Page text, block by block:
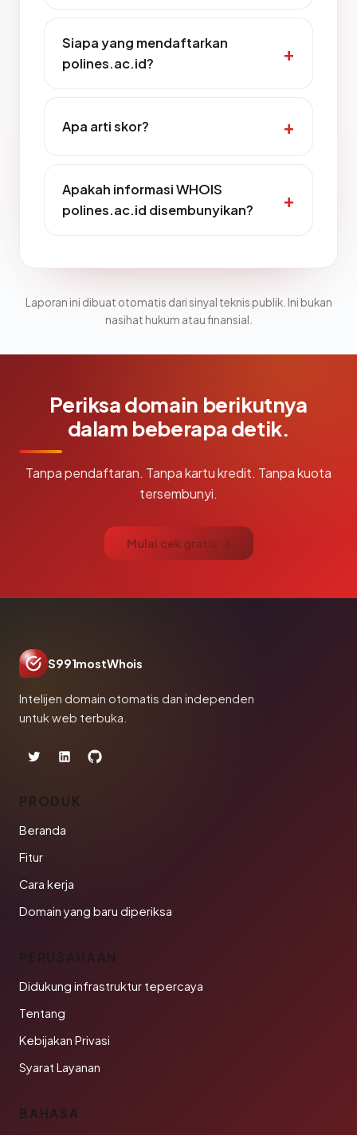
Siapa yang mendaftarkan
polines.ac.id?
Apa arti skor?
Apakah informasi WHOIS
polines.ac.id disembunyikan?
Laporan ini dibuat otomatis dari sinyal teknis publik. Ini bukan
nasihat hukum atau finansial.
Periksa domain berikutnya
dalam beberapa detik.
Tanpa pendaftaran. Tanpa kartu kredit. Tanpa kuota
tersembunyi.
Mulai cek gratis →
S991mostWhois
Intelijen domain otomatis dan independen
untuk web terbuka.
PRODUK
Beranda
Fitur
Cara kerja
Domain yang baru diperiksa
PERUSAHAAN
Didukung infrastruktur tepercaya
Tentang
Kebijakan Privasi
Syarat Layanan
BAHASA